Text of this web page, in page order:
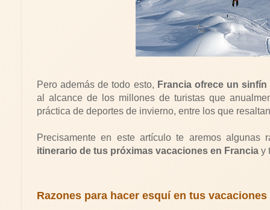
Pero además de todo esto, Francia ofrece un
al alcance de los millones de turistas que
práctica de deportes de invierno, entre los que
Precisamente en este artículo te aremos
itinerario de tus próximas vacaciones en Francia y
Razones para hacer esquí en tus